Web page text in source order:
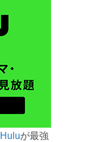
Huluが最強